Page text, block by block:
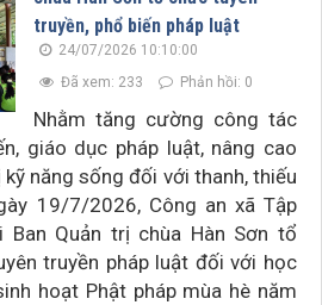
truyền, phổ biến pháp luật
24/07/2026 10:10:00
Đã xem: 233
Phản hồi: 0
Nhằm tăng cường công tác
giáo dục pháp luật, nâng cao
năng sống đối với thanh, thiếu
19/7/2026, Công an xã Tập
Ban Quản trị chùa Hàn Sơn tổ
truyền pháp luật đối với học
hoạt Phật pháp mùa hè năm